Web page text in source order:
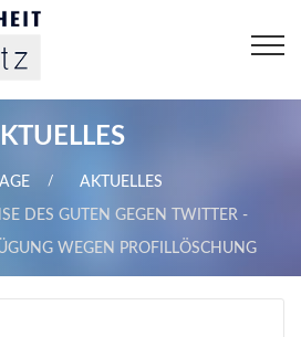
AKTUELLES
DES GUTEN GEGEN TWITTER -
WEGEN PROFILLÖSCHUNG